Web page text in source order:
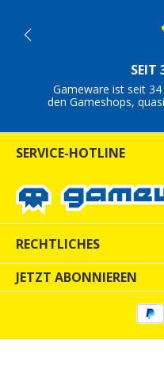
SEIT
Gameware ist seit 34
den Gameshops,
SERVICE-HOTLINE
RECHTLICHES
JETZT ABONNIEREN